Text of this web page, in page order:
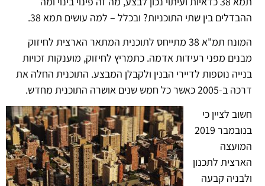
ההבדלים בין שתי התוכניות? ובכלל – למה עושים תמא 38.
המונח תמ"א 38 מתייחס לתוכנית המתאר הארצית לחיזוק
מבנים מפני רעידות אדמה. כתמריץ לחיזוק, מוענקות זכויות
בנייה נוספות לדיירי הבנין ולקבלן המבצע. התוכנית החלה את
דרכה ב-2005 כאשר כל חמש שנים אושרה התוכנית מחדש.
חשוב לציין כי
בנובמבר 2019
המועצה
הארצית לתכנון
ולבניה קבעה